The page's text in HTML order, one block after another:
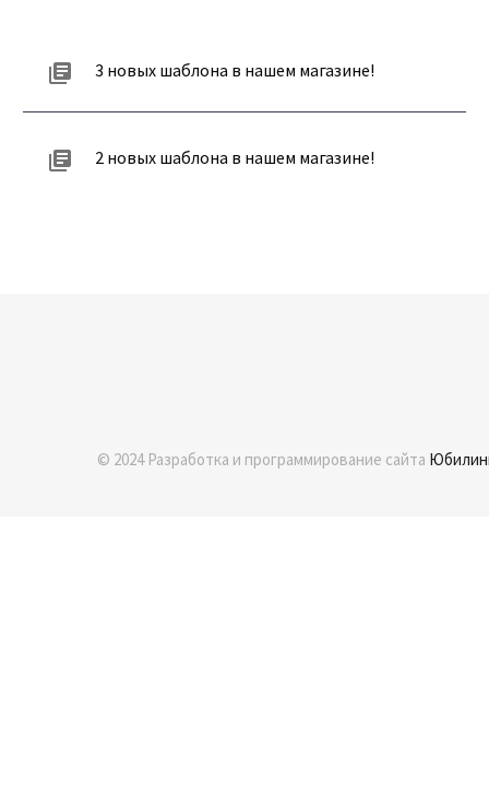
3 новых шаблона в нашем магазине!
2 новых шаблона в нашем магазине!
© 2024 Разработка и программирование сайта